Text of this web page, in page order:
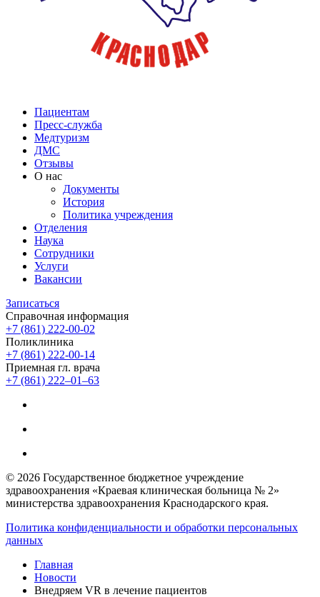
Пациентам
Пресс-служба
Медтуризм
ДМС
Отзывы
О нас
Документы
История
Политика учреждения
Отделения
Наука
Сотрудники
Услуги
Вакансии
Записаться
Справочная информация
+7 (861) 222-00-02
Поликлиника
+7 (861) 222-00-14
Приемная гл. врача
+7 (861) 222‒01‒63
© 2026 Государственное бюджетное учреждение
здравоохранения «Краевая клиническая больница № 2»
министерства здравоохранения Краснодарского края.
Политика конфиденциальности и обработки персональных
данных
Главная
Новости
Внедряем VR в лечение пациентов